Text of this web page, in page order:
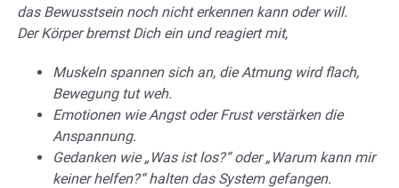
das Bewusstsein noch nicht erkennen kann oder will.
Der Körper bremst Dich ein und reagiert mit,
Muskeln spannen sich an, die Atmung wird flach,
Bewegung tut weh.
Emotionen wie Angst oder Frust verstärken die
Anspannung.
Gedanken wie „Was ist los?“ oder „Warum kann mir
keiner helfen?“ halten das System gefangen.